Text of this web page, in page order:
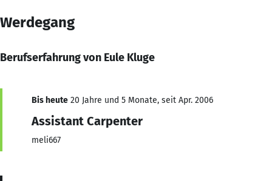
Werdegang
Berufserfahrung von Eule Kluge
Bis heute 20 Jahre und 5 Monate, seit Apr. 2006
Assistant Carpenter
meli667